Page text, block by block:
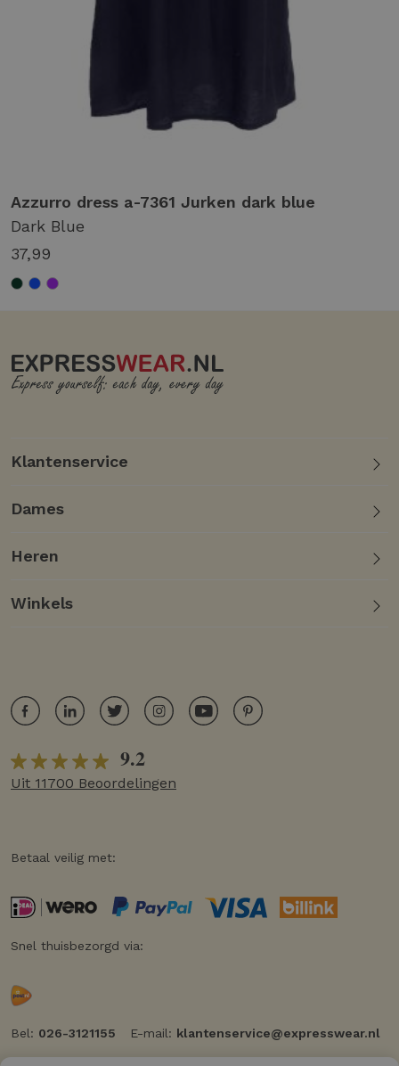
Azzurro dress a-7361 Jurken dark blue
Dark Blue
37,99
Klantenservice
Dames
Heren
Winkels
9.2
Uit 11700 Beoordelingen
Betaal veilig met:
Snel thuisbezorgd via:
Bel: 026-3121155 E-mail: klantenservice@expresswear.nl